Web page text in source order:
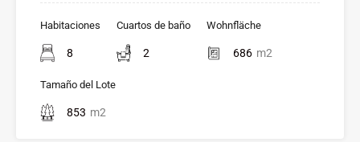
Habitaciones
8
Cuartos de baño
2
Wohnfläche
686 m2
Tamaño del Lote
853 m2